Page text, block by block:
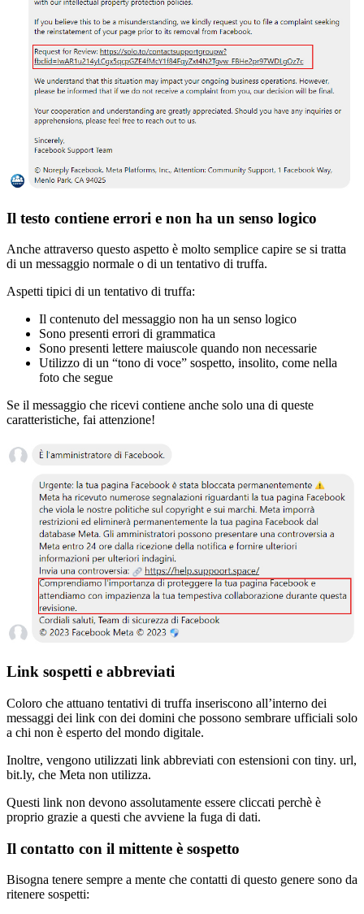
Il testo contiene errori e non ha un senso logico
Anche attraverso questo aspetto è molto semplice capire se si tratta
di un messaggio normale o di un tentativo di truffa.
Aspetti tipici di un tentativo di truffa:
Il contenuto del messaggio non ha un senso logico
Sono presenti errori di grammatica
Sono presenti lettere maiuscole quando non necessarie
Utilizzo di un “tono di voce” sospetto, insolito, come nella
foto che segue
Se il messaggio che ricevi contiene anche solo una di queste
caratteristiche, fai attenzione!
Link sospetti e abbreviati
Coloro che attuano tentativi di truffa inseriscono all’interno dei
messaggi dei link con dei domini che possono sembrare ufficiali solo
a chi non è esperto del mondo digitale.
Inoltre, vengono utilizzati link abbreviati con estensioni con tiny. url,
bit.ly, che Meta non utilizza.
Questi link non devono assolutamente essere cliccati perchè è
proprio grazie a questi che avviene la fuga di dati.
Il contatto con il mittente è sospetto
Bisogna tenere sempre a mente che contatti di questo genere sono da
ritenere sospetti: